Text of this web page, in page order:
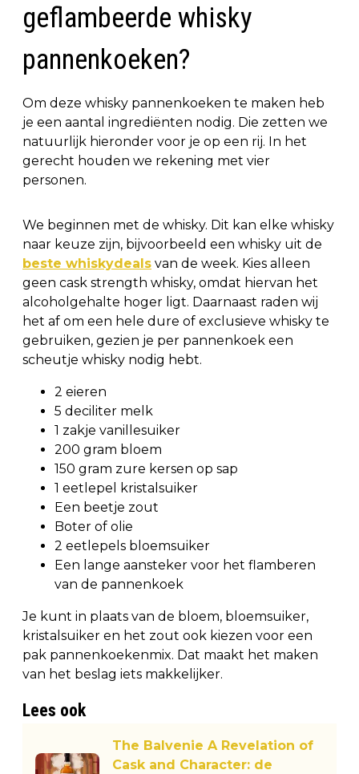
geflambeerde whisky
pannenkoeken?
Om deze whisky pannenkoeken te maken heb
je een aantal ingrediënten nodig. Die zetten we
natuurlijk hieronder voor je op een rij. In het
gerecht houden we rekening met vier
personen.
We beginnen met de whisky. Dit kan elke whisky
naar keuze zijn, bijvoorbeeld een whisky uit de
beste whiskydeals van de week. Kies alleen
geen cask strength whisky, omdat hiervan het
alcoholgehalte hoger ligt. Daarnaast raden wij
het af om een hele dure of exclusieve whisky te
gebruiken, gezien je per pannenkoek een
scheutje whisky nodig hebt.
2 eieren
5 deciliter melk
1 zakje vanillesuiker
200 gram bloem
150 gram zure kersen op sap
1 eetlepel kristalsuiker
Een beetje zout
Boter of olie
2 eetlepels bloemsuiker
Een lange aansteker voor het flamberen
van de pannenkoek
Je kunt in plaats van de bloem, bloemsuiker,
kristalsuiker en het zout ook kiezen voor een
pak pannenkoekenmix. Dat maakt het maken
van het beslag iets makkelijker.
Lees ook
The Balvenie A Revelation of
Cask and Character: de